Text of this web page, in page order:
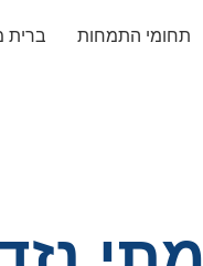
תחומי התמחות ברית